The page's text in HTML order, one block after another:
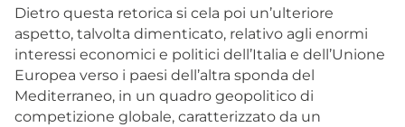
Dietro questa retorica si cela poi un’ulteriore
aspetto, talvolta dimenticato, relativo agli enormi
interessi economici e politici dell’Italia e dell’Unione
Europea verso i paesi dell’altra sponda del
Mediterraneo, in un quadro geopolitico di
competizione globale, caratterizzato da un